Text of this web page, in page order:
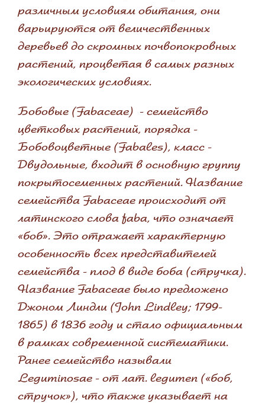
различным условиям обитания, они
варьируются от величественных
деревьев до скромных почвопокровных
растений, процветая в самых разных
экологических условиях.
Бобовые (Fabaceae) - семейство
цветковых растений, порядка -
Бобовоцветные (Fabales), класс -
Двудольные, входит в основную группу
покрытосеменных растений. Название
семейства Fabaceae происходит от
латинского слова faba, что означает
«боб». Это отражает характерную
особенность всех представителей
семейства - плод в виде боба (стручка).
Название Fabaceae было предложено
Джоном Линдли (John Lindley; 1799-
1865) в 1836 году и стало официальным
в рамках современной систематики.
Ранее семейство называли
Leguminosae - от лат. legumen («боб,
стручок»), что также указывает на